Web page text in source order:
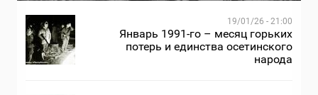
19/01/26 - 21:00
Январь 1991-го – месяц горьких
потерь и единства осетинского
народа